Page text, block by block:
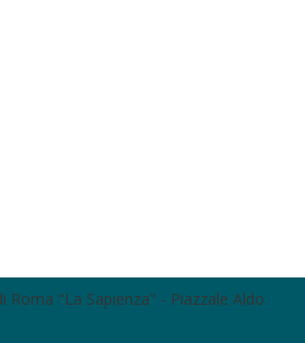
Roma "La Sapienza" - Piazzale Aldo